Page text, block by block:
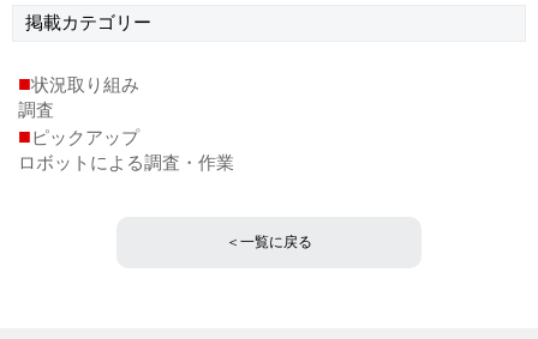
掲載カテゴリー
■状況取り組み
調査
■ピックアップ
ロボットによる調査・作業
＜一覧に戻る